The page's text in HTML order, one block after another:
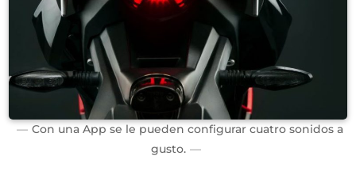
Con una App se le pueden configurar cuatro sonidos a
gusto.